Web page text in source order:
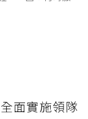
面實施領隊